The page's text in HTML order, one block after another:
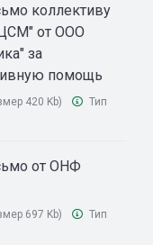
коллективу
от ООО
за
помощь
420 Kb)
Тип
от ОНФ
697 Kb)
Тип